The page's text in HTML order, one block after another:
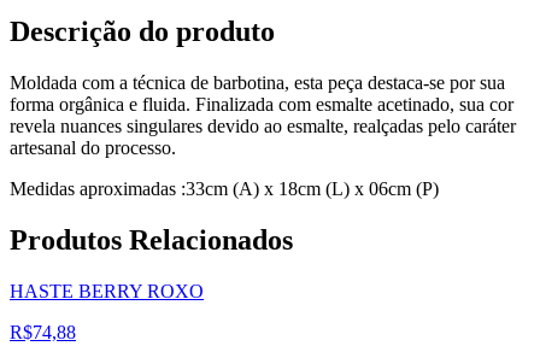
Descrição do produto
Moldada com a técnica de barbotina, esta peça destaca-se por sua
forma orgânica e fluida. Finalizada com esmalte acetinado, sua cor
revela nuances singulares devido ao esmalte, realçadas pelo caráter
artesanal do processo.
Medidas aproximadas :33cm (A) x 18cm (L) x 06cm (P)
Produtos Relacionados
HASTE BERRY ROXO
R$74,88